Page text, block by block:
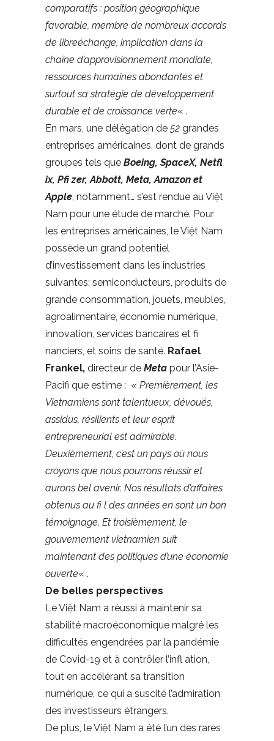
comparatifs : position géographique
favorable, membre de nombreux accords
de libreéchange, implication dans la
chaîne d’approvisionnement mondiale,
ressources humaines abondantes et
surtout sa stratégie de développement
durable et de croissance verte« .
En mars, une délégation de52 grandes
entreprises américaines, dont de grands
groupes tels que Boeing, SpaceX, Netfl
ix, Pfi zer, Abbott, Meta, Amazon et
Apple, notamment… s’est rendue au Việt
Nam pour une étude de marché. Pour
les entreprises américaines, le Việt Nam
possède un grand potentiel
d’investissement dans les industries
suivantes: semiconducteurs, produits de
grande consommation, jouets, meubles,
agroalimentaire, économie numérique,
innovation, services bancaires et fi
nanciers, et soins de santé. Rafael
Frankel, directeur de Meta pour l’Asie-
Pacifi que estime : « Premièrement, les
Vietnamiens sont talentueux, dévoués,
assidus, résilients et leur esprit
entrepreneurial est admirable.
Deuxièmement, c’est un pays où nous
croyons que nous pourrons réussir et
aurons bel avenir. Nos résultats d’affaires
obtenus au fi l des années en sont un bon
témoignage. Et troisièmement, le
gouvernement vietnamien suit
maintenant des politiques d’une économie
ouverte« .
De belles perspectives
Le Việt Nam a réussi à maintenir sa
stabilité macroéconomique malgré les
difficultés engendrées par la pandémie
de Covid-19 et à contrôler l’infl ation,
tout en accélérant sa transition
numérique, ce qui a suscité l’admiration
des investisseurs étrangers.
De plus, le Việt Nam a été l’un des rares